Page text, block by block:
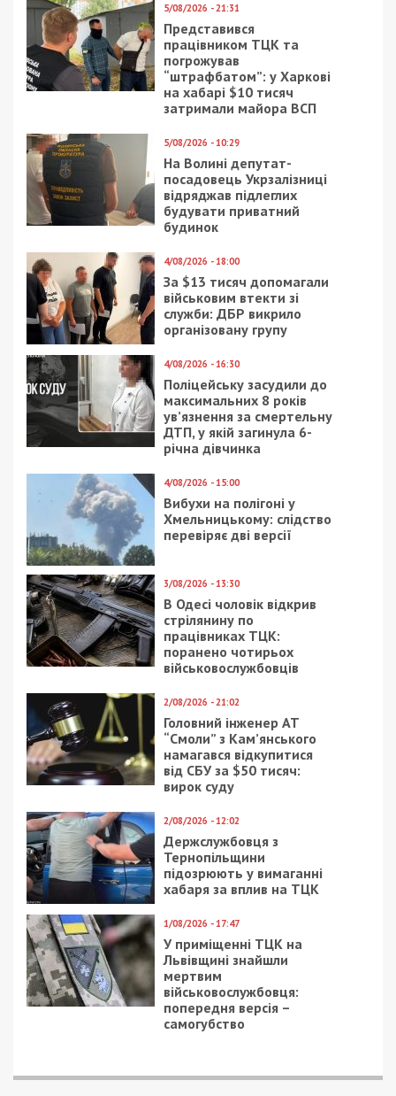
5/08/2026 - 21:31
Представився
працівником ТЦК та
погрожував
“штрафбатом”: у Харкові
на хабарі $10 тисяч
затримали майора ВСП
5/08/2026 - 10:29
На Волині депутат-
посадовець Укрзалізниці
відряджав підлеглих
будувати приватний
будинок
4/08/2026 - 18:00
За $13 тисяч допомагали
військовим втекти зі
служби: ДБР викрило
організовану групу
4/08/2026 - 16:30
Поліцейську засудили до
максимальних 8 років
ув’язнення за смертельну
ДТП, у якій загинула 6-
річна дівчинка
4/08/2026 - 15:00
Вибухи на полігоні у
Хмельницькому: слідство
перевіряє дві версії
3/08/2026 - 13:30
В Одесі чоловік відкрив
стрілянину по
працівниках ТЦК:
поранено чотирьох
військовослужбовців
2/08/2026 - 21:02
Головний інженер АТ
“Смоли” з Кам’янського
намагався відкупитися
від СБУ за $50 тисяч:
вирок суду
2/08/2026 - 12:02
Держслужбовця з
Тернопільщини
підозрюють у вимаганні
хабаря за вплив на ТЦК
1/08/2026 - 17:47
У приміщенні ТЦК на
Львівщині знайшли
мертвим
військовослужбовця:
попередня версія –
самогубство